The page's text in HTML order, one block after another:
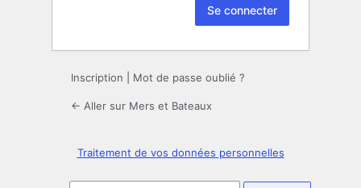
Inscription Mot de passe oublié ?
← Aller sur Mers et Bateaux
Traitement de vos données personnelles